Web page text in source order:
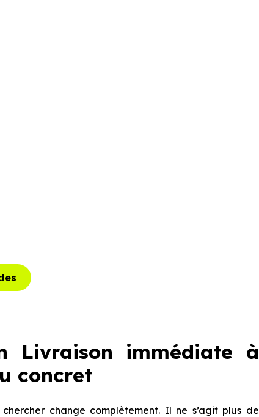
Livraison immédiate à
concret
change complètement. Il ne s’agit plus de